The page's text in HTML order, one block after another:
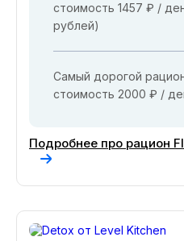
стоимость 1457 ₽ /
рублей)
Самый дорогой
стоимость 2000 ₽ /
Подробнее про рацион